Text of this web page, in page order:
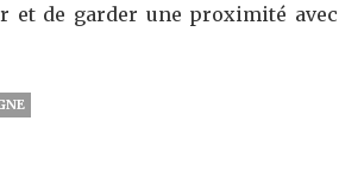
et de garder une proximité avec